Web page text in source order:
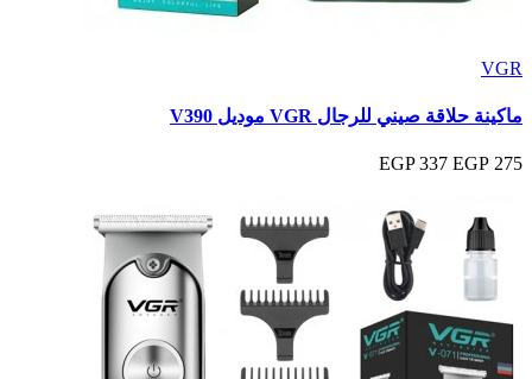
VGR
ماكينة حلاقة صيني للرجال VGR موديل V390
275 EGP
337 EGP